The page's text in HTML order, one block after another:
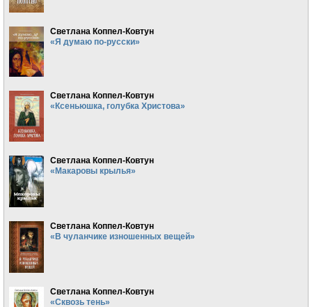
Светлана Коппел-Ковтун
«Я думаю по-русски»
Светлана Коппел-Ковтун
«Ксеньюшка, голубка Христова»
Светлана Коппел-Ковтун
«Макаровы крылья»
Светлана Коппел-Ковтун
«В чуланчике изношенных вещей»
Светлана Коппел-Ковтун
«Сквозь тень»